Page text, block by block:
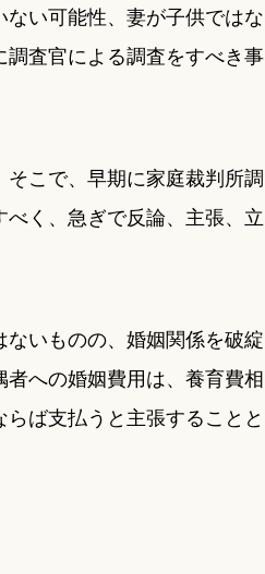
い可能性、妻が子供ではな
査官による調査をすべき事
こで、早期に家庭裁判所調
く、急ぎで反論、主張、立
いものの、婚姻関係を破綻
への婚姻費用は、養育費相
ば支払うと主張することと